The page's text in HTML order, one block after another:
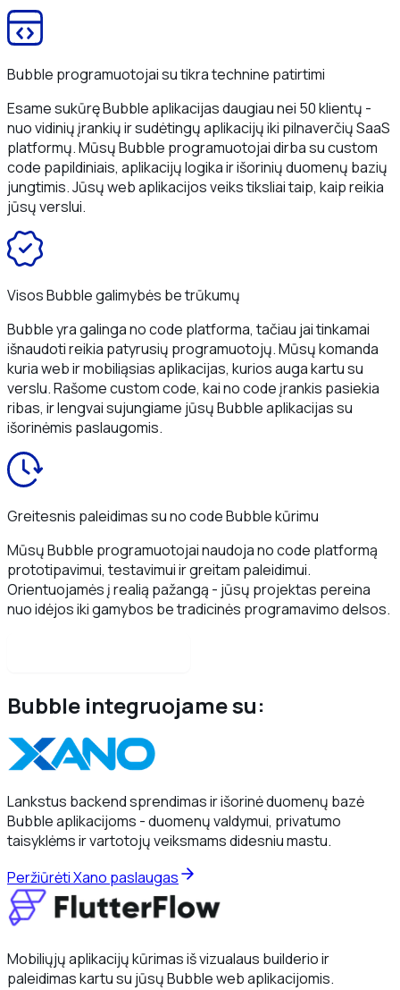
Bubble programuotojai su tikra technine patirtimi
Esame sukūrę Bubble aplikacijas daugiau nei 50 klientų -
nuo vidinių įrankių ir sudėtingų aplikacijų iki pilnaverčių SaaS
platformų. Mūsų Bubble programuotojai dirba su custom
code papildiniais, aplikacijų logika ir išorinių duomenų bazių
jungtimis. Jūsų web aplikacijos veiks tiksliai taip, kaip reikia
jūsų verslui.
Visos Bubble galimybės be trūkumų
Bubble yra galinga no code platforma, tačiau jai tinkamai
išnaudoti reikia patyrusių programuotojų. Mūsų komanda
kuria web ir mobiliąsias aplikacijas, kurios auga kartu su
verslu. Rašome custom code, kai no code įrankis pasiekia
ribas, ir lengvai sujungiame jūsų Bubble aplikacijas su
išorinėmis paslaugomis.
Greitesnis paleidimas su no code Bubble kūrimu
Mūsų Bubble programuotojai naudoja no code platformą
prototipavimui, testavimui ir greitam paleidimui.
Orientuojamės į realią pažangą - jūsų projektas pereina
nuo idėjos iki gamybos be tradicinės programavimo delsos.
Bubble integruojame su:
Lankstus backend sprendimas ir išorinė duomenų bazė
Bubble aplikacijoms - duomenų valdymui, privatumo
taisyklėms ir vartotojų veiksmams didesniu mastu.
Peržiūrėti Xano paslaugas
Mobiliųjų aplikacijų kūrimas iš vizualaus builderio ir
paleidimas kartu su jūsų Bubble web aplikacijomis.